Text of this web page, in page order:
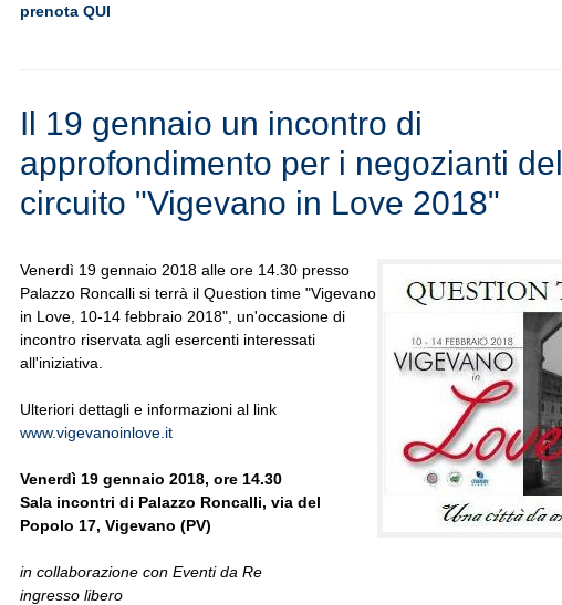
prenota QUI
Il 19 gennaio un incontro di
approfondimento per i negozianti del
circuito "Vigevano in Love 2018"
Venerdì 19 gennaio 2018 alle ore 14.30 presso
Palazzo Roncalli si terrà il Question time "Vigevano
in Love, 10-14 febbraio 2018", un'occasione di
incontro riservata agli esercenti interessati
all'iniziativa.
Ulteriori dettagli e informazioni al link
www.vigevanoinlove.it
Venerdì 19 gennaio 2018, ore 14.30
Sala incontri di Palazzo Roncalli, via del
Popolo 17, Vigevano (PV)
in collaborazione con Eventi da Re
ingresso libero